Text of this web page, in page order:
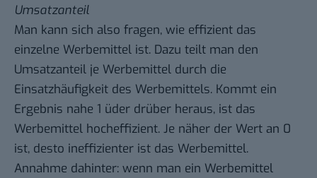
Umsatzanteil
Man kann sich also fragen, wie effizient das
einzelne Werbemittel ist. Dazu teilt man den
Umsatzanteil je Werbemittel durch die
Einsatzhäufigkeit des Werbemittels. Kommt ein
Ergebnis nahe 1 üder drüber heraus, ist das
Werbemittel hocheffizient. Je näher der Wert an 0
ist, desto ineffizienter ist das Werbemittel.
Annahme dahinter: wenn man ein Werbemittel